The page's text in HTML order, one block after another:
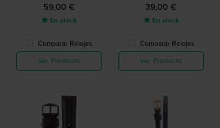
59,00 €
● En stock
Comparar Relojes
Ver Producto
39,00 €
● En stock
Comparar Relojes
Ver Producto